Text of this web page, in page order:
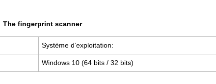
The fingerprint scanner
Système d’exploitation:
Windows 10 (64 bits / 32 bits)